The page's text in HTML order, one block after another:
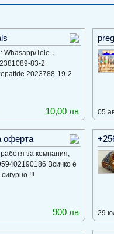
Tele：
83-2
2023788-19-2
10,00 лв 05
оферта
за компания,
Всичко е
!!!
900 лв 29